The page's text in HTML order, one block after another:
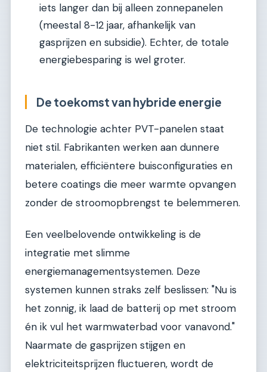
iets langer dan bij alleen zonnepanelen
(meestal 8-12 jaar, afhankelijk van
gasprijzen en subsidie). Echter, de totale
energiebesparing is wel groter.
De toekomst van hybride energie
De technologie achter PVT-panelen staat
niet stil. Fabrikanten werken aan dunnere
materialen, efficiëntere buisconfiguraties en
betere coatings die meer warmte opvangen
zonder de stroomopbrengst te belemmeren.
Een veelbelovende ontwikkeling is de
integratie met slimme
energiemanagementsystemen. Deze
systemen kunnen straks zelf beslissen: "Nu is
het zonnig, ik laad de batterij op met stroom
én ik vul het warmwaterbad voor vanavond."
Naarmate de gasprijzen stijgen en
elektriciteitsprijzen fluctueren, wordt de